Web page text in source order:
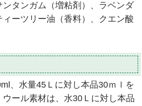
ンタンガム（増粘剤）、ラベンダ
ーツリー油（香料）、クエン酸
、水量45Ｌに対し本品30ｍｌを
ウール素材は、水30Ｌに対し本品